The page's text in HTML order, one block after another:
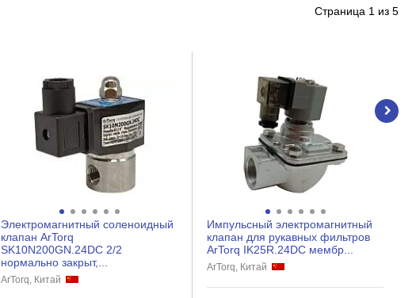
Страница 1 из 5
Электромагнитный соленоидный
клапан ArTorq
SK10N200GN.24DC 2/2
нормально закрыт,...
ArTorq, Китай
Импульсный электромагнитный
клапан для рукавных фильтров
ArTorq IK25R.24DC мембр...
ArTorq, Китай